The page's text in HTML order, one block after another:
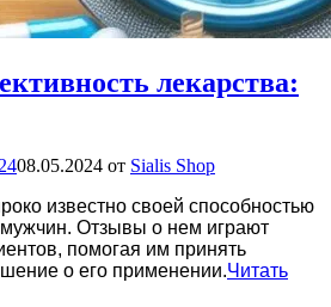
лекарства:
08.05.2024 от Sialis Shop
известно своей способностью
Отзывы о нем играют
помогая им принять
о его применении.Читать